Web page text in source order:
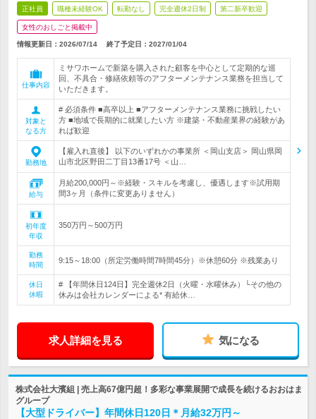
正社員 職種未経験OK 転勤なし 完全週休2日制 第二新卒歓迎
女性のおしごと掲載中
情報更新日：2026/07/14 終了予定日： 2027/01/04
仕事内容
ミサワホームで新築を購入された顧客を中心として定期的な巡
回、不具合・修繕依頼等のアフターメンテナンス業務を担当して
いただきます。
対象と
なる方
# 必須条件 ■高卒以上 ■アフターメンテナンス業務に挑戦したい
方 ■地域で長期的に就業したい方 ※建築・不動産業界の経験があ
れば歓迎
勤務地
【雇入れ直後】 以下のいずれかの事業所 ＜岡山支店＞ 岡山県岡
山市北区野田二丁目13番17号 ＜山…
給与
月給200,000円～※経験・スキルを考慮し、優遇します※試用期
間3ヶ月（条件に変更ありません）
初年度
年収
350万円～500万円
勤務
時間
9:15～18:00（所定労働時間7時間45分）※休憩60分 ※残業あり
休日
休暇
# 【年間休日124日】完全週休2日（火曜・水曜休み）└その他の
休みは会社カレンダーによる* 有給休…
求人詳細を見る 気になる
株式会社大濱組 | 売上高67億円超！多彩な事業展開で成長を続けるおおはま
グループ
【大型ドライバー】年間休日120日＊月給32万円～